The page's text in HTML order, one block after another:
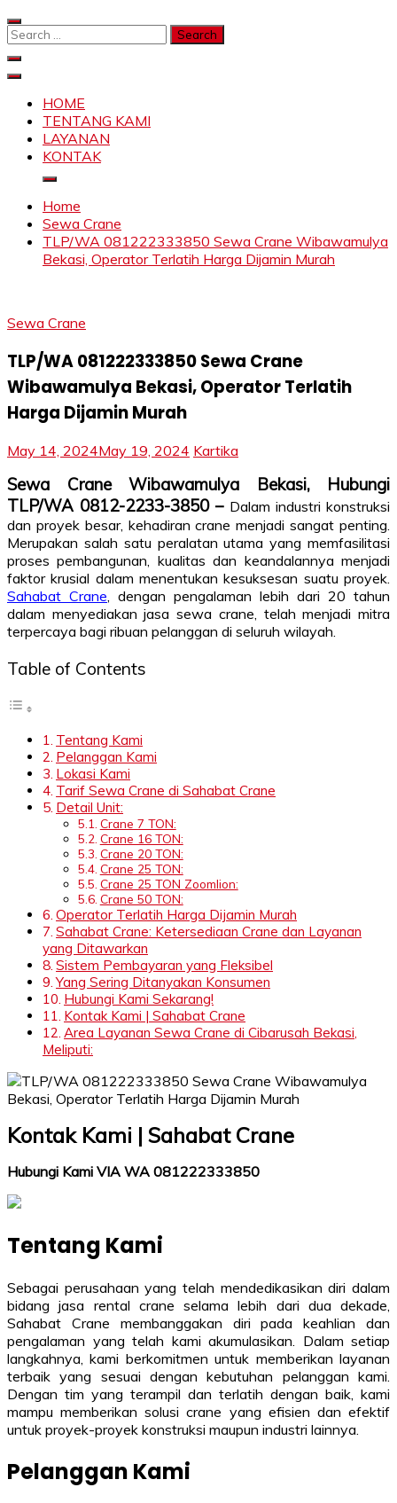
Skip
to
Search
SKYLIFTHOME
TENTANG KAMI
LAYANAN
KONTAK
Home
Sewa Crane
TLP/WA 081222333850 Sewa Crane Wibawamulya
Bekasi, Operator Terlatih Harga Dijamin Murah
Sewa Crane
TLP/WA 081222333850 Sewa Crane
Wibawamulya Bekasi, Operator Terlatih
Harga Dijamin Murah
May 14, 2024May 19, 2024 Kartika
Sewa Crane Wibawamulya Bekasi, Hubungi
TLP/WA 0812-2233-3850 – Dalam industri konstruksi
dan proyek besar, kehadiran crane menjadi sangat penting.
Merupakan salah satu peralatan utama yang memfasilitasi
proses pembangunan, kualitas dan keandalannya menjadi
faktor krusial dalam menentukan kesuksesan suatu proyek.
Sahabat Crane, dengan pengalaman lebih dari 20 tahun
dalam menyediakan jasa sewa crane, telah menjadi mitra
terpercaya bagi ribuan pelanggan di seluruh wilayah.
Table of Contents
Tentang Kami
Pelanggan Kami
Lokasi Kami
Tarif Sewa Crane di Sahabat Crane
Detail Unit:
Crane 7 TON:
Crane 16 TON:
Crane 20 TON:
Crane 25 TON:
Crane 25 TON Zoomlion:
Crane 50 TON:
Operator Terlatih Harga Dijamin Murah
Sahabat Crane: Ketersediaan Crane dan Layanan
yang Ditawarkan
Sistem Pembayaran yang Fleksibel
Yang Sering Ditanyakan Konsumen
Hubungi Kami Sekarang!
Kontak Kami | Sahabat Crane
Area Layanan Sewa Crane di Cibarusah Bekasi,
Meliputi:
Kontak Kami | Sahabat Crane
Hubungi Kami VIA WA 081222333850
Tentang Kami
Sebagai perusahaan yang telah mendedikasikan diri dalam
bidang jasa rental crane selama lebih dari dua dekade,
Sahabat Crane membanggakan diri pada keahlian dan
pengalaman yang telah kami akumulasikan. Dalam setiap
langkahnya, kami berkomitmen untuk memberikan layanan
terbaik yang sesuai dengan kebutuhan pelanggan kami.
Dengan tim yang terampil dan terlatih dengan baik, kami
mampu memberikan solusi crane yang efisien dan efektif
untuk proyek-proyek konstruksi maupun industri lainnya.
Pelanggan Kami